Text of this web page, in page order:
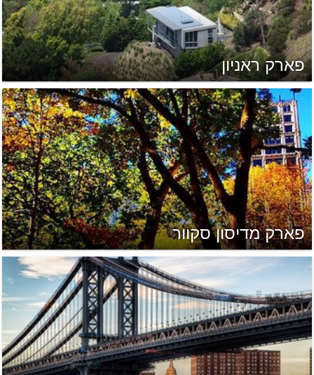
פארק ראניון
פארק מדיסון סקוור